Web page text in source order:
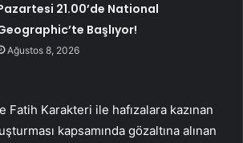
21.00’de National
Başlıyor!
Ağustos 8, 2026
Fatih Karakteri ile hafızalara kazınan
kapsamında gözaltına alınan